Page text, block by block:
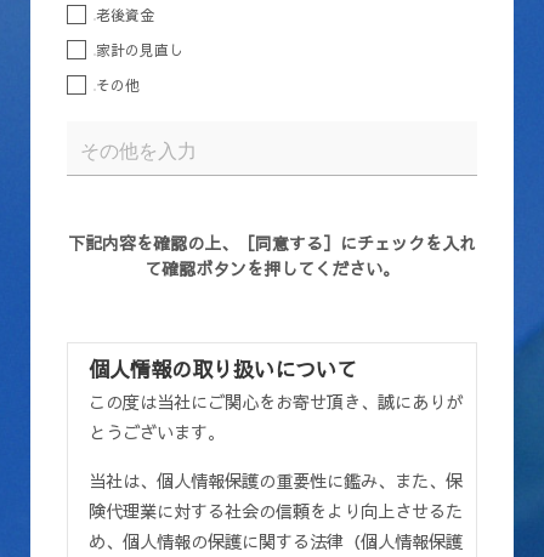
老後資金
家計の見直し
その他
下記内容を確認の上、［同意する］にチェックを入れ
て確認ボタンを押してください。
個人情報の取り扱いについて
この度は当社にご関心をお寄せ頂き、誠にありが
とうございます。
当社は、個人情報保護の重要性に鑑み、また、保
険代理業に対する社会の信頼をより向上させるた
め、個人情報の保護に関する法律（個人情報保護